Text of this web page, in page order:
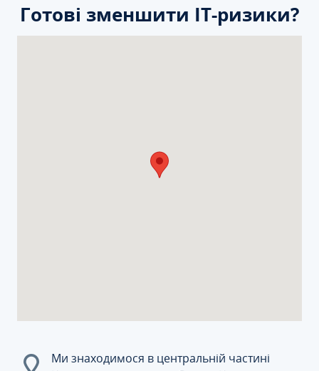
Готові зменшити ІТ-ризики?
Ми знаходимося в центральній частині